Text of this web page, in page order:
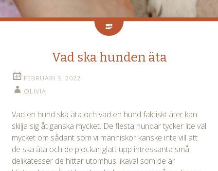
Vad ska hunden äta
FEBRUARI 3, 2022
OLIVIA
Vad en hund ska äta och vad en hund faktiskt äter kan
skilja sig åt ganska mycket. De flesta hundar tycker lite väl
mycket om sådant som vi människor kanske inte vill att
de ska äta och de plockar glatt upp intressanta små
delikatesser de hittar utomhus likaväl som de är